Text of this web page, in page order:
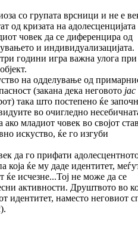
со групата врсници и не е
од кризата на адолесценцијата
човек да се дифе­рен­цира од
и индивидуализацијата.
години игра важна уло­га при
на одделу­ва­ње од
(закана дека неговото јас
така што постепено ќе
во очигледно
мла­ди­от човек во својот
искуство, ќе го изгуби
да го прифати
која ќе му даде идентитет,
ќе исчезне...Тој не може да се
актив­нос­ти. Друштвото во
идентитет, наместо неговиот